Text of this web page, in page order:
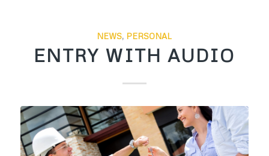
NEWS, PERSONAL
ENTRY WITH AUDIO